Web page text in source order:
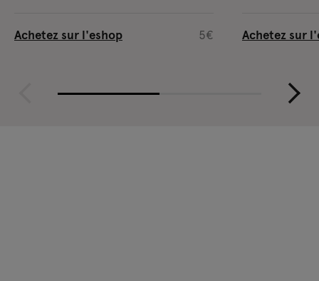
Achetez sur l'eshop 5€ Achetez sur